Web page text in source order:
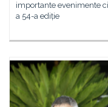
importante evenimente
a 54-a ediție